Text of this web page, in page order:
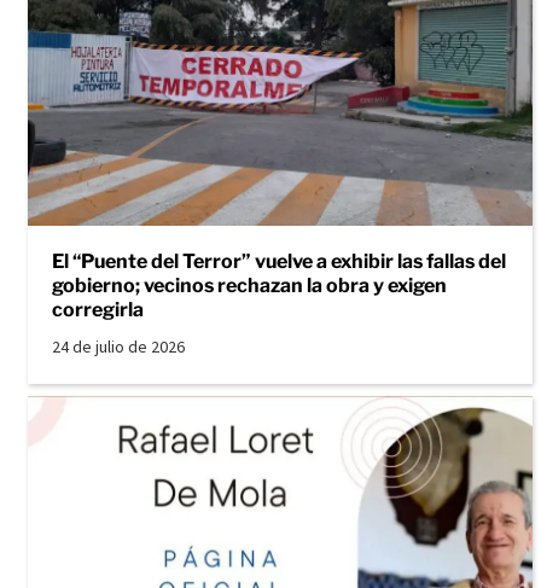
El “Puente del Terror” vuelve a exhibir las fallas del
gobierno; vecinos rechazan la obra y exigen
corregirla
24 de julio de 2026